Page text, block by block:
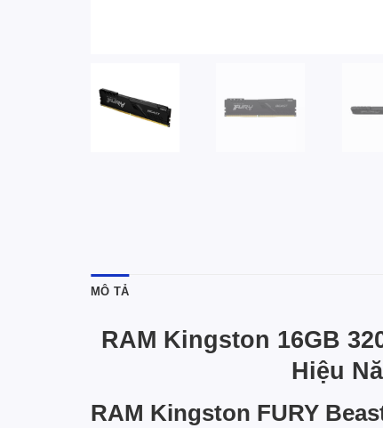
MÔ TẢ
RAM Kingston 16GB
Hiệu
RAM Kingston FURY